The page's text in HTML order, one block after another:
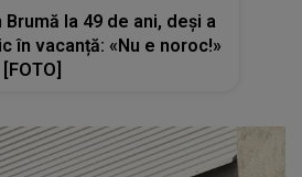
la 49 de ani, deși a
în vacanță: «Nu e noroc!»
[FOTO]